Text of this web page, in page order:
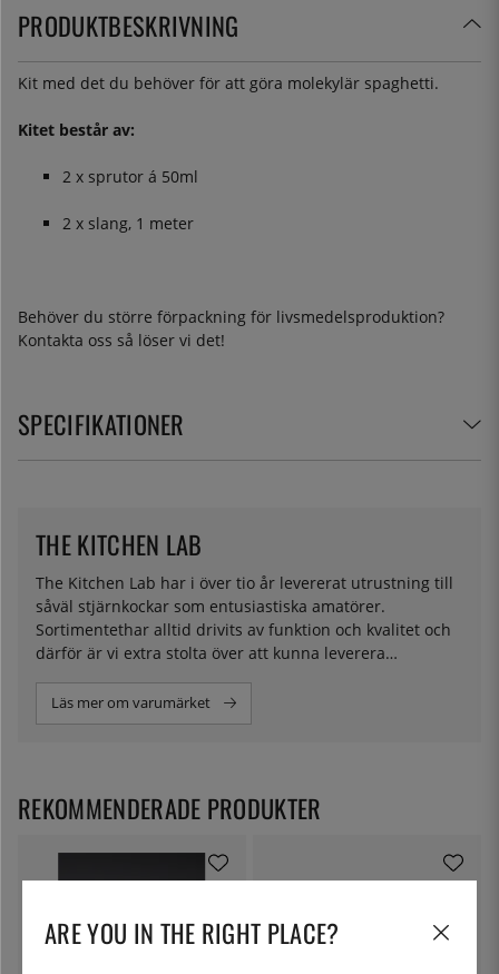
PRODUKTBESKRIVNING
Kit med det du behöver för att göra molekylär spaghetti.
Kitet består av:
2 x sprutor á 50ml
2 x slang, 1 meter
Behöver du större förpackning för livsmedelsproduktion?
Kontakta oss så löser vi det!
SPECIFIKATIONER
The Kitchen Lab har i över tio år levererat utrustning till
såväl stjärnkockar som entusiastiska amatörer.
Sortimentethar alltid drivits av funktion och kvalitet och
därför är vi extra stolta över att kunna leverera
THE KITCHEN LAB
Läs mer om varumärket
REKOMMENDERADE PRODUKTER
ARE YOU IN THE RIGHT PLACE?